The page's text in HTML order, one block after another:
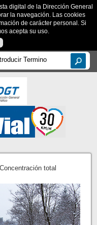
digital de la Dirección General
la navegación. Las cookies
de carácter personal. Si
acepta su uso.
Concentración total